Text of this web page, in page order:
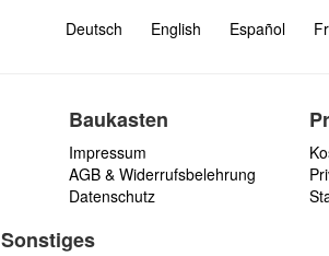
Deutsch English Español
Baukasten
Impressum
AGB & Widerrufsbelehrung
Datenschutz
Sonstiges